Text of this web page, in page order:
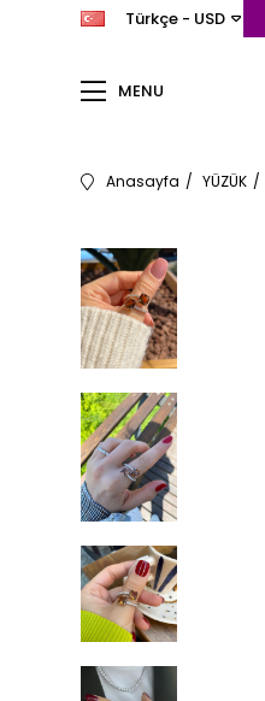
MENU
Türkçe - USD
Anasayfa YÜZÜK